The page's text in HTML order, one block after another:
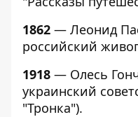
1862 — Леонид
российский
1918 — Олесь
украинский
"Тронка").